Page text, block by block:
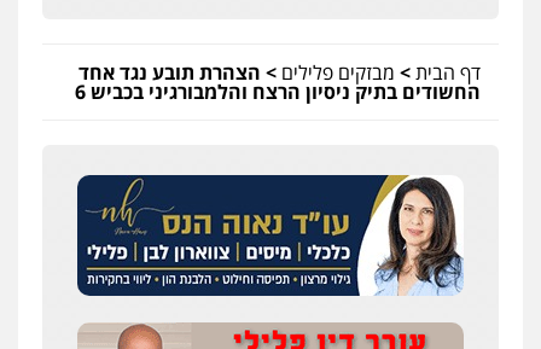
דף הבית> מבזקים פלילים > הצהרת תובע נגד אחד
החשודים בתיק ניסיון הרצח והלמבורגיני בכביש 6
דין לענייני אסירים
0507913332
עו"ד איהאב ג'לג'ולי
פלילי מעצרים וחקירות עורכי דין לענייני
אסירים